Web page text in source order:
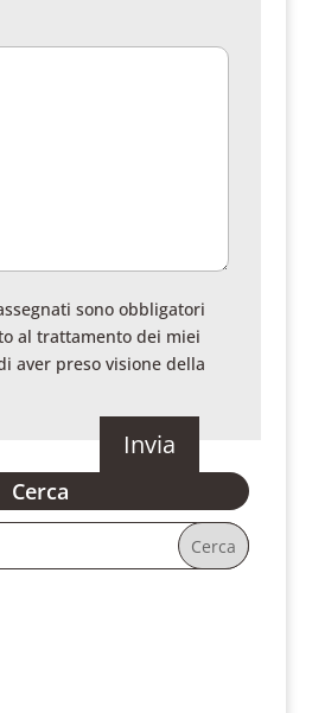
sono obbligatori
al trattamento dei miei
aver preso visione della
Cerca